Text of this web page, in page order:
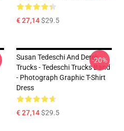
€ 27,14$29.5
Susan Tedeschi And Derek
Trucks - Tedeschi Trucks Band
- Photograph Graphic T-Shirt
Dress
€ 27,14$29.5
-20%